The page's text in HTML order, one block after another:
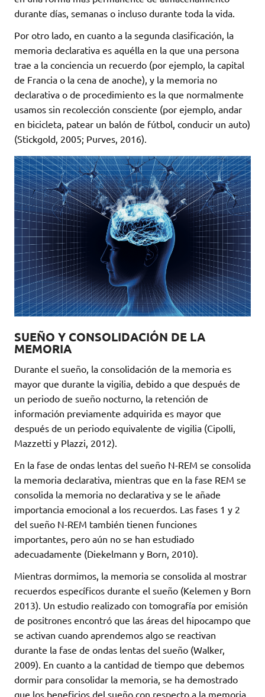
durante días, semanas o incluso durante toda la vida.
Por otro lado, en cuanto a la segunda clasificación, la
memoria declarativa es aquélla en la que una persona
trae a la conciencia un recuerdo (por ejemplo, la capital
de Francia o la cena de anoche), y la memoria no
declarativa o de procedimiento es la que normalmente
usamos sin recolección consciente (por ejemplo, andar
en bicicleta, patear un balón de fútbol, conducir un auto)
(Stickgold, 2005; Purves, 2016).
SUEÑO Y CONSOLIDACIÓN DE LA
MEMORIA
Durante el sueño, la consolidación de la memoria es
mayor que durante la vigilia, debido a que después de
un periodo de sueño nocturno, la retención de
información previamente adquirida es mayor que
después de un periodo equivalente de vigilia (Cipolli,
Mazzetti y Plazzi, 2012).
En la fase de ondas lentas del sueño N-REM se consolida
la memoria declarativa, mientras que en la fase REM se
consolida la memoria no declarativa y se le añade
importancia emocional a los recuerdos. Las fases 1 y 2
del sueño N-REM también tienen funciones
importantes, pero aún no se han estudiado
adecuadamente (Diekelmann y Born, 2010).
Mientras dormimos, la memoria se consolida al mostrar
recuerdos específicos durante el sueño (Kelemen y Born
2013). Un estudio realizado con tomografía por emisión
de positrones encontró que las áreas del hipocampo que
se activan cuando aprendemos algo se reactivan
durante la fase de ondas lentas del sueño (Walker,
2009). En cuanto a la cantidad de tiempo que debemos
dormir para consolidar la memoria, se ha demostrado
que los beneficios del sueño con respecto a la memoria